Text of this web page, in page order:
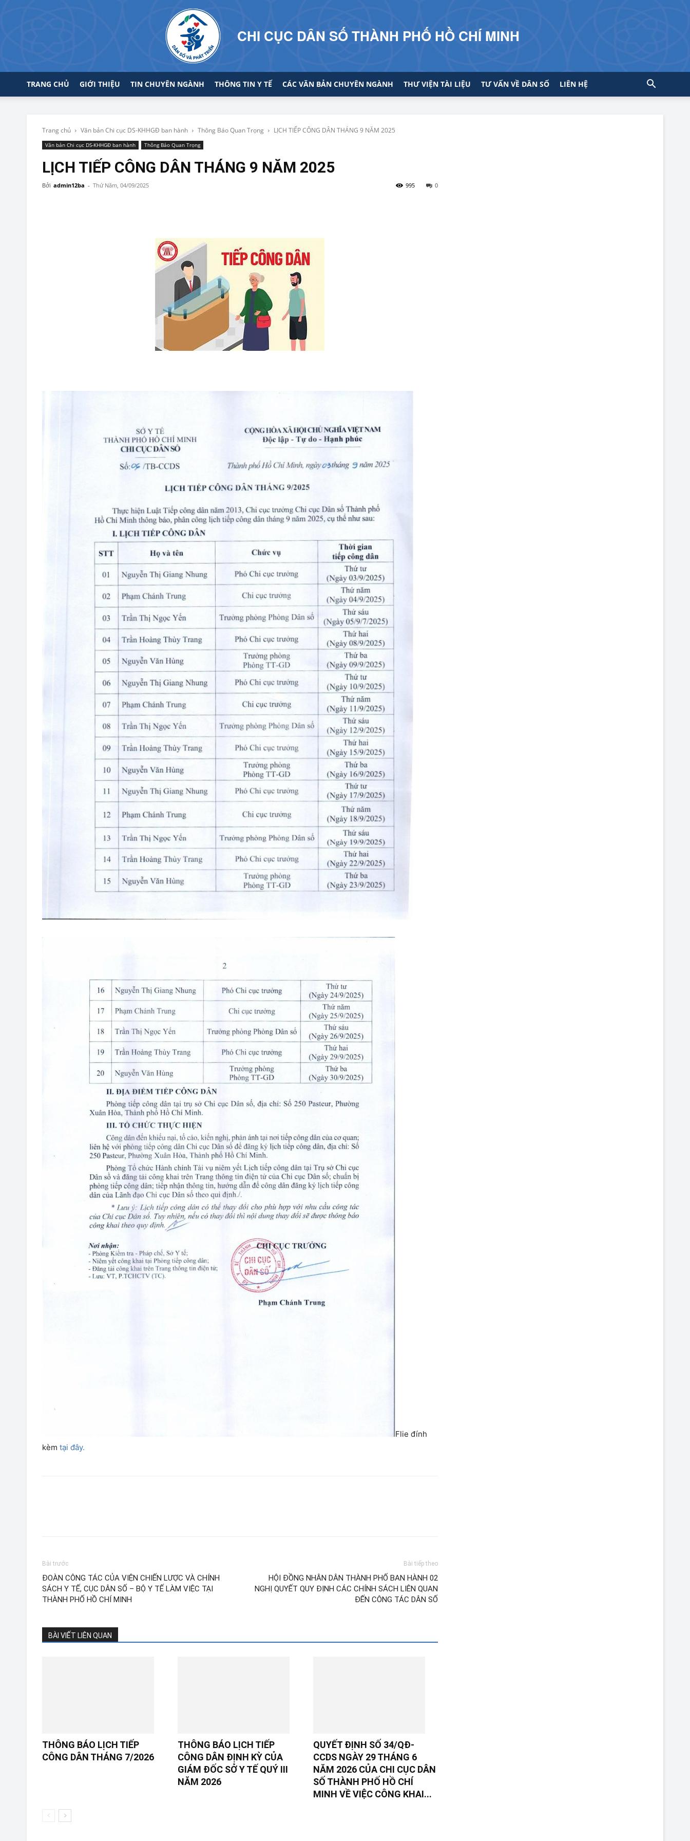
CHI CỤC DÂN SỐ THÀNH PHỐ HỒ CHÍ MINH
TRANG CHỦ GIỚI THIỆU TIN CHUYÊN NGÀNH THÔNG TIN Y TẾ CÁC VĂN BẢN CHUYÊN NGÀNH THƯ VIỆN TÀI LIỆU TƯ VẤN VỀ DÂN SỐ LIÊN HỆ
Trang chủ Văn bản Chi cục DS-KHHGĐ ban hành Thông Báo Quan Trọng LỊCH TIẾP CÔNG DÂN THÁNG 9 NĂM 2025
Văn bản Chi cục DS-KHHGĐ ban hành Thông Báo Quan Trọng
LỊCH TIẾP CÔNG DÂN THÁNG 9 NĂM 2025
Bởi admin12ba - Thứ Năm, 04/09/2025 0
995
Flie đính
kèm tại đây.
Bài trước
ĐOÀN CÔNG TÁC CỦA VIỆN CHIẾN LƯỢC VÀ CHÍNH
SÁCH Y TẾ, CỤC DÂN SỐ – BỘ Y TẾ LÀM VIỆC TẠI
THÀNH PHỐ HỒ CHÍ MINH
Bài tiếp theo
HỘI ĐỒNG NHÂN DÂN THÀNH PHỐ BAN HÀNH 02
NGHỊ QUYẾT QUY ĐỊNH CÁC CHÍNH SÁCH LIÊN QUAN
ĐẾN CÔNG TÁC DÂN SỐ
BÀI VIẾT LIÊN QUAN
THÔNG BÁO LỊCH TIẾP
CÔNG DÂN THÁNG 7/2026
THÔNG BÁO LỊCH TIẾP
CÔNG DÂN ĐỊNH KỲ CỦA
GIÁM ĐỐC SỞ Y TẾ QUÝ III
NĂM 2026
QUYẾT ĐỊNH SỐ 34/QĐ-
CCDS NGÀY 29 THÁNG 6
NĂM 2026 CỦA CHI CỤC DÂN
SỐ THÀNH PHỐ HỒ CHÍ
MINH VỀ VIỆC CÔNG KHAI...